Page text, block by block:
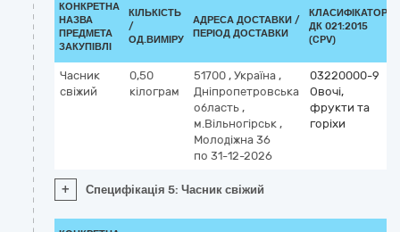
КОНКРЕТНА
НАЗВА
ПРЕДМЕТА
ЗАКУПІВЛІ
КІЛЬКІСТЬ
/
ОД.ВИМІРУ
АДРЕСА ДОСТАВКИ /
ПЕРІОД ДОСТАВКИ
КЛАСИФІКАТОР
ДК 021:2015
(CPV)
Часник
свіжий
0,50
кілограм
51700 , Україна ,
Дніпропетровська
область ,
м.Вільногірськ ,
Молодіжна 36
по 31-12-2026
03220000-9
Овочі,
фрукти та
горіхи
+ Специфікація 5: Часник свіжий